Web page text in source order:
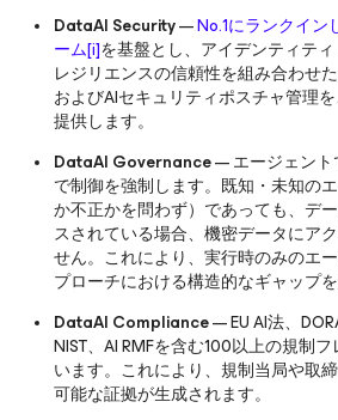
DataAI Security—No.1にランクイン
ーム[i]を基盤とし、アイデンティテ
レジリエンスの信頼性を組み合わせ
およびAIセキュリティポスチャ管理
提供します。
DataAI Governance— エージェント
で制御を強制します。既知・未知の
か不正かを問わず）であっても、デ
スされている場合、機密データにア
せん。これにより、実行時のみのエ
プローチにおける構造的なギャップを
DataAI Compliance— EU AI法、
NIST、AI RMFを含む100以上の規制
います。これにより、規制当局や取
可能な証拠が生成されます。